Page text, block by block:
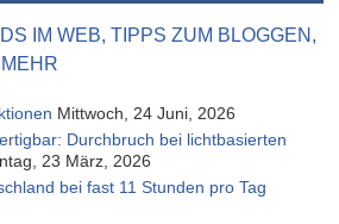
IM WEB, TIPPS ZUM BLOGGEN,
Mittwoch, 24 Juni, 2026
Durchbruch bei lichtbasierten
23 März, 2026
bei fast 11 Stunden pro Tag